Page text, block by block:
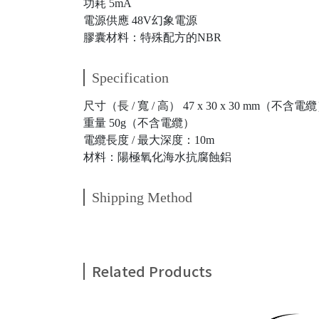
功耗 5mA
電源供應 48V幻象電源
膠囊材料：特殊配方的NBR
Specification
尺寸（長 / 寬 / 高） 47 x 30 x 30 mm（不含電
重量 50g（不含電纜）
電纜長度 / 最大深度：10m
材料：陽極氧化海水抗腐蝕鋁
Shipping Method
Related Products